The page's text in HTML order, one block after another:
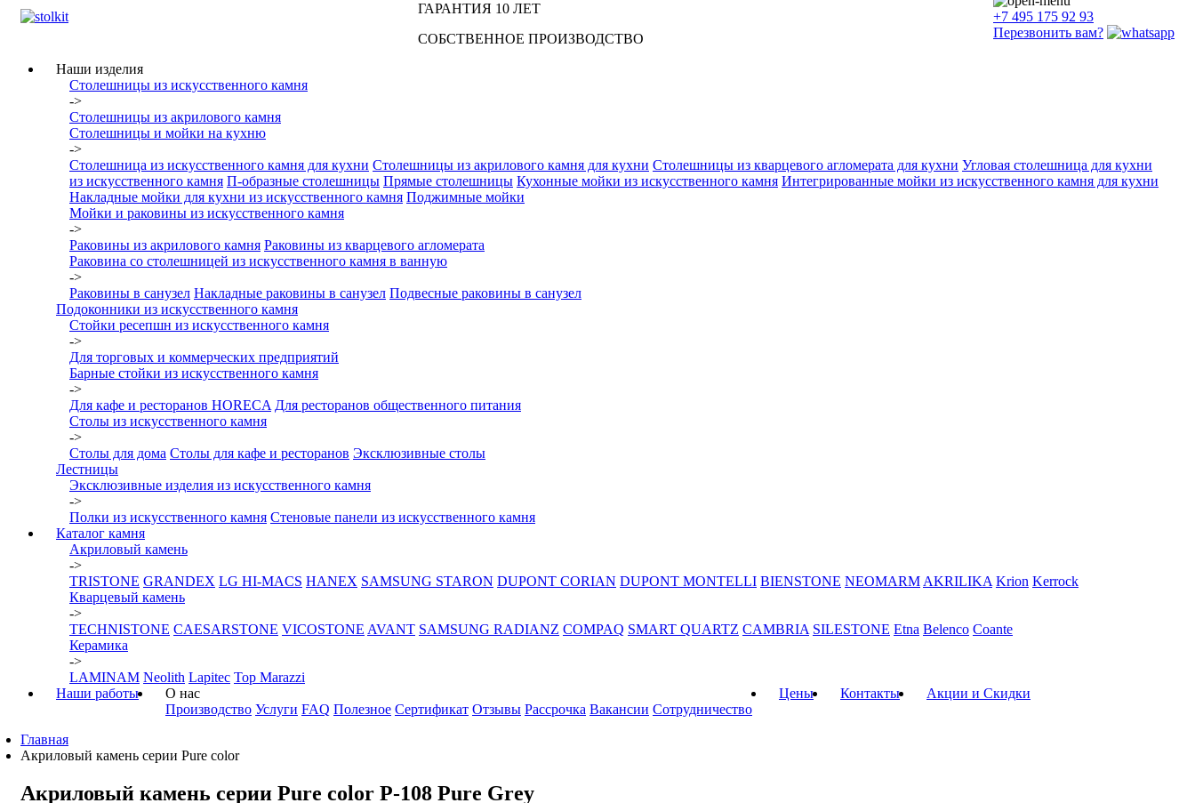
ГАРАНТИЯ 10 ЛЕТ
СОБСТВЕННОЕ ПРОИЗВОДСТВО
+7 495 175 92 93
Перезвонить вам?
Наши изделия
Столешницы из искусcтвенного камня
->
Столешницы из акрилового камня
Столешницы и мойки на кухню
->
Столешница из искусственного камня для кухни Столешницы из акрилового камня для кухни Столешницы из кварцевого агломерата для кухни Угловая столешница для кухни
из искусственного камня П-образные столешницы Прямые столешницы Кухонные мойки из искусственного камня Интегрированные мойки из искусственного камня для кухни
Накладные мойки для кухни из искусственного камня Поджимные мойки
Мойки и раковины из искусственного камня
->
Раковины из акрилового камня Раковины из кварцевого агломерата
Раковина со столешницей из искусственного камня в ванную
->
Раковины в санузел Накладные раковины в санузел Подвесные раковины в санузел
Подоконники из искусственного камня
Стойки ресепшн из искусственного камня
->
Для торговых и коммерческих предприятий
Барные стойки из искусственного камня
->
Для кафе и ресторанов HORECA Для ресторанов общественного питания
Столы из искусственного камня
->
Столы для дома Столы для кафе и ресторанов Эксклюзивные столы
Лестницы
Эксклюзивные изделия из искусственного камня
->
Полки из искусственного камня Стеновые панели из искусственного камня
Каталог камня
Акриловый камень
->
TRISTONE GRANDEX LG HI-MACS HANEX SAMSUNG STARON DUPONT CORIAN DUPONT MONTELLI BIENSTONE NEOMARM AKRILIKA Krion Kerrock
Кварцевый камень
->
TECHNISTONE CAESARSTONE VICOSTONE AVANT SAMSUNG RADIANZ COMPAQ SMART QUARTZ CAMBRIA SILESTONE Etna Belenco Coante
Керамика
->
LAMINAM Neolith Lapitec Top Marazzi
Наши работы
О нас
Производство Услуги FAQ Полезное Сертификат Отзывы Рассрочка Вакансии Сотрудничество
Цены Контакты Акции и Скидки
Главная
Акриловый камень серии Pure color
Акриловый камень серии Pure color P-108 Pure Grey